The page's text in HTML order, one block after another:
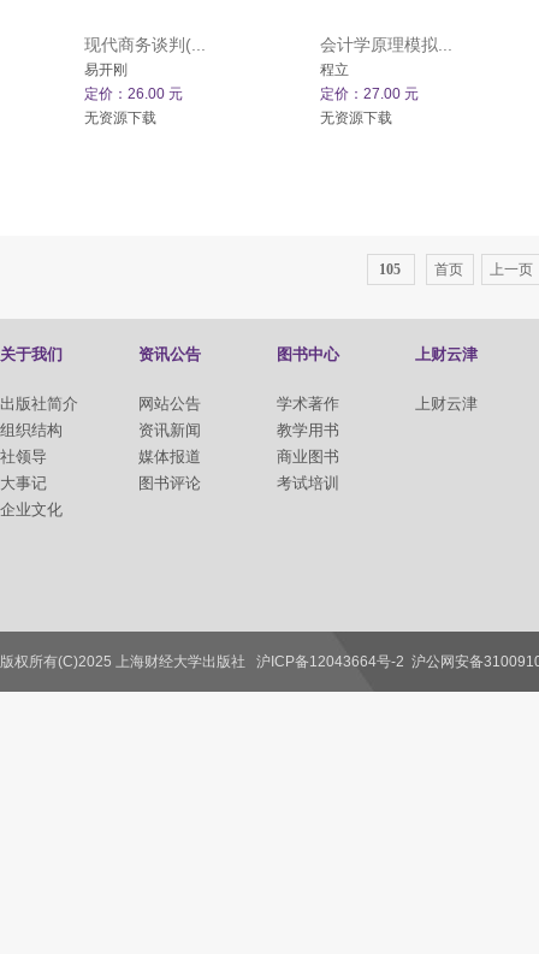
现代商务谈判(...
易开刚
定价：26.00 元
无资源下载
会计学原理模拟...
程立
定价：27.00 元
无资源下载
105 首页 上一页
关于我们
出版社简介
组织结构
社领导
大事记
企业文化
资讯公告
网站公告
资讯新闻
媒体报道
图书评论
图书中心
学术著作
教学用书
商业图书
考试培训
上财云津
上财云津
联系我们
版权所有(C)2025 上海财经大学出版社 沪ICP备12043664号-2 沪公网安备